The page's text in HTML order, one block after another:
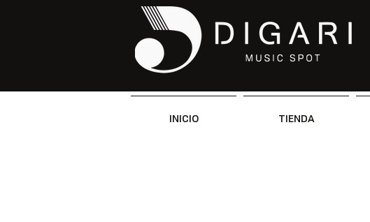
INICIO TIENDA